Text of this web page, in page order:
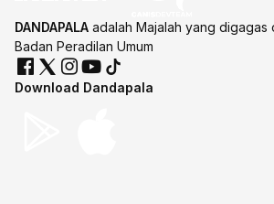
DANDAPALA adalah Majalah yang digagas
Badan Peradilan Umum
Download Dandapala